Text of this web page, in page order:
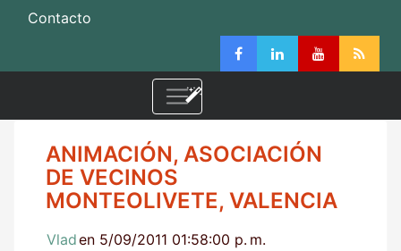
Contacto
ANIMACIÓN, ASOCIACIÓN
DE VECINOS
MONTEOLIVETE, VALENCIA
Vladen 5/09/2011 01:58:00 p. m.